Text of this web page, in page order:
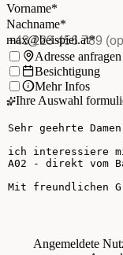
Vorname*
Nachname
Nachname*
E-Mail*(Pflichtfeld)
max@beispiel.at*
Telefon(optional)
Ich möchte:Adresse anfragen
Besichtigung
Mehr Infos
Ihre Auswahl
Ihre Nachricht
Angemeldete